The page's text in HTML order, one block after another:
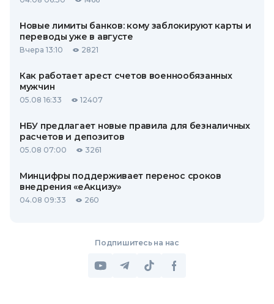
Новые лимиты банков: кому заблокируют карты и
переводы уже в августе
Вчера 13:10 2821
Как работает арест счетов военнообязанных
мужчин
05.08 16:33 12407
НБУ предлагает новые правила для безналичных
расчетов и депозитов
05.08 07:00 3261
Минцифры поддерживает перенос сроков
внедрения «еАкцизу»
04.08 09:33 260
Подпишитесь на нас